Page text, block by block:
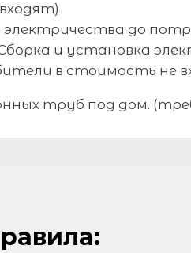
электричества до
и установка
в стоимость не
труб под дом.